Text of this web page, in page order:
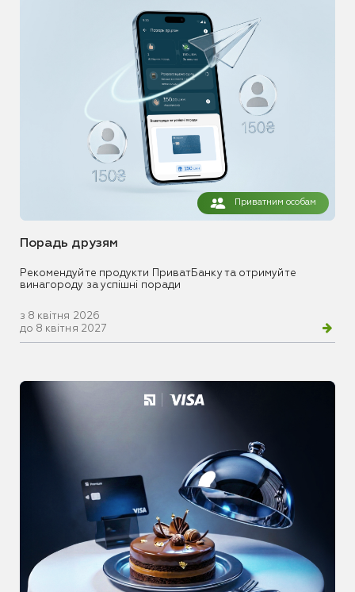
Приватним особам
Порадь друзям
Рекомендуйте продукти ПриватБанку та отримуйте
винагороду за успішні поради
з 8 квітня 2026
до 8 квітня 2027